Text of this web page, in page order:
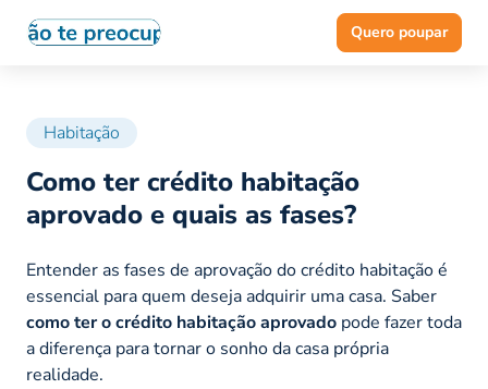
Quero poupar
Habitação
Como ter crédito habitação
aprovado e quais as fases?
Entender as fases de aprovação do crédito habitação é
essencial para quem deseja adquirir uma casa. Saber
como ter o crédito habitação aprovado pode fazer toda
a diferença para tornar o sonho da casa própria
realidade.